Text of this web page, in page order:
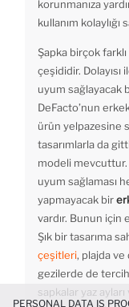
korunmanıza
kullanım kolaylığı
Şapka birçok
çeşididir.
uyum sağlayacak
DeFacto’nun
ürün yelpazesine
tasarımlarla da
modeli mevcuttur.
uyum sağlaması
yapmayacak bir
vardır. Bunun için
Şık bir tasarıma
çeşitleri, plajda
gezilerde de
sapkalar yaz
PERSONAL DATA IS